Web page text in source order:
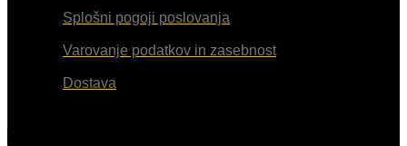
Splošni pogoji poslovanja
Varovanje podatkov in zasebnost
Dostava